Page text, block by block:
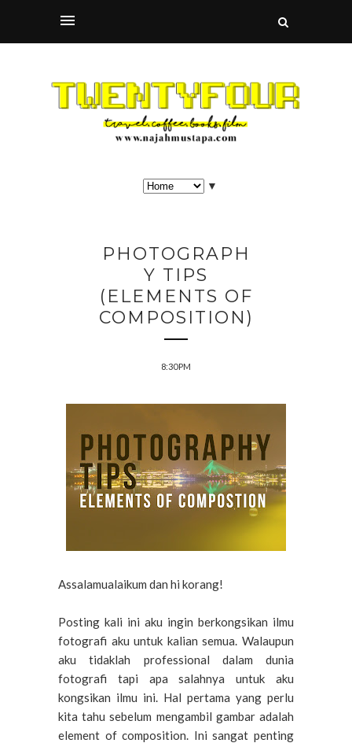
▼
PHOTOGRAPH
Y TIPS
(ELEMENTS OF
COMPOSITION)
8:30 PM
Assalamualaikum dan hi korang!
Posting kali ini aku ingin berkongsikan ilmu
fotografi aku untuk kalian semua. Walaupun
aku tidaklah professional dalam dunia
fotografi tapi apa salahnya untuk aku
kongsikan ilmu ini. Hal pertama yang perlu
kita tahu sebelum mengambil gambar adalah
element of composition. Ini sangat penting